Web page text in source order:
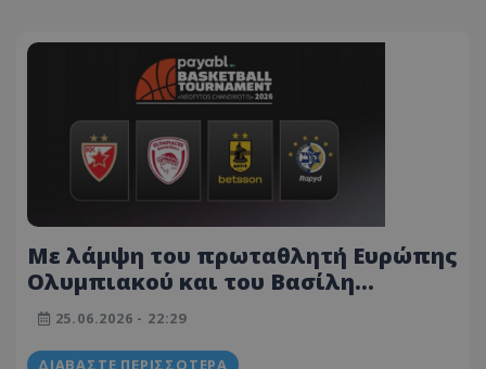
Με λάμψη του πρωταθλητή Ευρώπης
Ολυμπιακού και του Βασίλη
Σπανούλη το τουρνουά «Νεόφυτος
Χανδριώτης» του 2026
25.06.2026 - 22:29
ΔΙΑΒΆΣΤΕ ΠΕΡΙΣΣΌΤΕΡΑ